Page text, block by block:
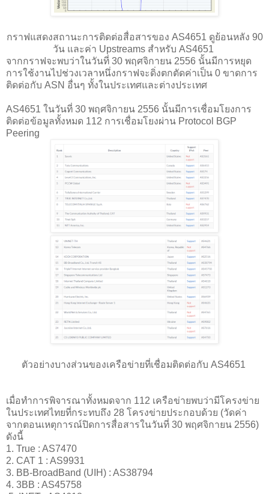
กราฟแสดงสถานะการติดต่อสื่อสารของ AS4651 ดูย้อนหลัง 90
วัน และค่า Upstreams สำหรับ AS4651
จากกราฟจะพบว่าในวันที่ 30 พฤศจิกายน 2556 นั้นมีการหยุด
การใช้งานไปช่วงเวลาหนึ่งกราฟจะดิ่งตกตัดค่าเป็น 0 ขาดการ
ติดต่อกับ ASN อื่นๆ ทั้งในประเทศและต่างประเทศ
AS4651 ในวันที่ 30 พฤศจิกายน 2556 นั้นมีการเชื่อมโยงการ
ติดต่อข้อมูลทั้งหมด 112 การเชื่อมโยงผ่าน Protocol BGP
Peering
ตัวอย่างบางส่วนของเครือข่ายที่เชื่อมติดต่อกับ AS4651
เมื่อทำการพิจารณาทั้งหมดจาก 112 เครือข่ายพบว่ามีโครงข่าย
ในประเทศไทยที่กระทบถึง 28 โครงข่ายประกอบด้วย (วัดค่า
จากตอนเหตุการณ์ปิดการสื่อสารในวันที่ 30 พฤศจิกายน 2556)
ดังนี้
1. True : AS7470
2. CAT 1 : AS9931
3. BB-BroadBand (UIH) : AS38794
4. 3BB : AS45758